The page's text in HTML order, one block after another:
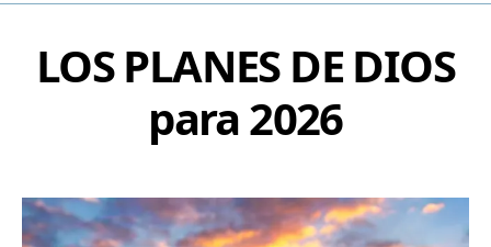
LOS PLANES DE DIOS
para 2026